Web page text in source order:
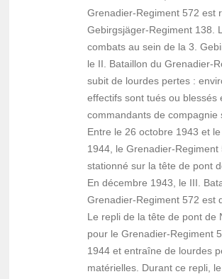
Grenadier-Regiment 572 est
Gebirgsjäger-Regiment 138.
combats au sein de la 3.
le II. Bataillon du Grenadier-
subit de lourdes pertes :
effectifs sont tués ou blessés
commandants de compagnie
Entre le 26 octobre 1943 et
1944, le Grenadier-Regiment
stationné sur la tête de pont
En décembre 1943, le III.
Grenadier-Regiment 572 est
Le repli de la tête de pont de
pour le Grenadier-Regiment
1944 et entraîne de lourdes
matérielles. Durant ce repli,